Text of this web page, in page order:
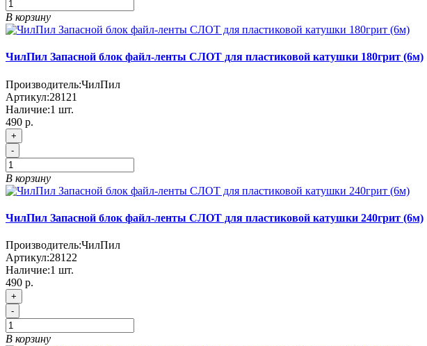
В корзину
ЧилПил Запасной блок файл-ленты СЛОТ для пластиковой катушки 180грит (6м)
Производитель:ЧилПил
Артикул:28121
Наличие:1 шт.
490 р.
+
-
В корзину
ЧилПил Запасной блок файл-ленты СЛОТ для пластиковой катушки 240грит (6м)
Производитель:ЧилПил
Артикул:28122
Наличие:1 шт.
490 р.
+
-
В корзину